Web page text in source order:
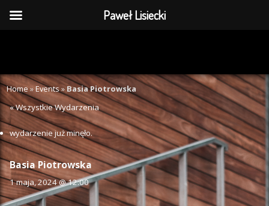
Home»Events» Basia Piotrowska
« Wszystkie Wydarzenia
wydarzenie już minęło.
Basia Piotrowska
1 maja, 2024 @ 12:00
Paweł Lisiecki